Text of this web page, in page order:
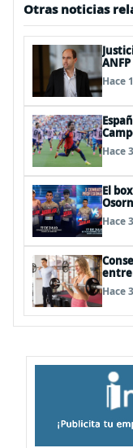
Otras noticias
Hace
Hace
El
Hace
de
Hace